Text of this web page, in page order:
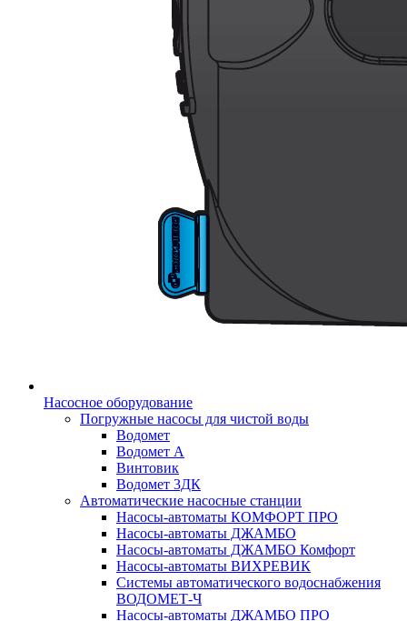
Насосное оборудование
Погружные насосы для чистой воды
Водомет
Водомет А
Винтовик
Водомет 3ДК
Автоматические насосные станции
Насосы-автоматы КОМФОРТ ПРО
Насосы-автоматы ДЖАМБО
Насосы-автоматы ДЖАМБО Комфорт
Насосы-автоматы ВИХРЕВИК
Системы автоматического водоснабжения
ВОДОМЕТ-Ч
Насосы-автоматы ДЖАМБО ПРО